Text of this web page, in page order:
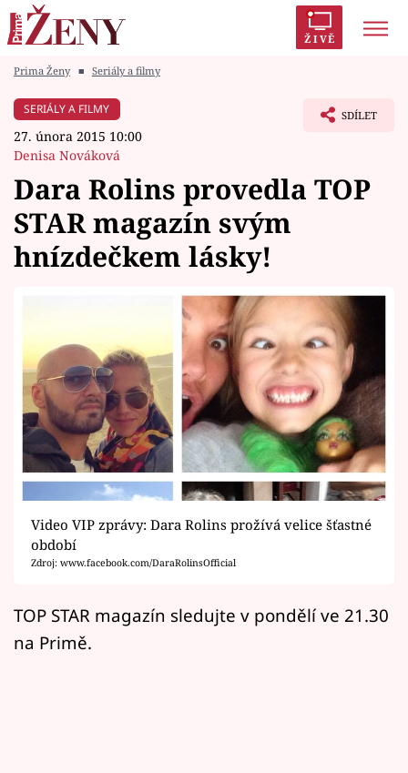
ŽIVĚ
Módní alarm
Témata
Celebrity
Seriály
Horoskopy
Sledujte prima+
Filmový festival Karlovy Vary
Pořady
Přihlášení
Prima Ženy ■ Seriály a filmy
SERIÁLY A FILMY
27. února 2015 10:00
Denisa Nováková
SDÍLET
Dara Rolins provedla TOP
STAR magazín svým
hnízdečkem lásky!
Video VIP zprávy: Dara Rolins prožívá velice šťastné
období
Zdroj: www.facebook.com/DaraRolinsOfficial
TOP STAR magazín sledujte v pondělí ve 21.30
na Primě.